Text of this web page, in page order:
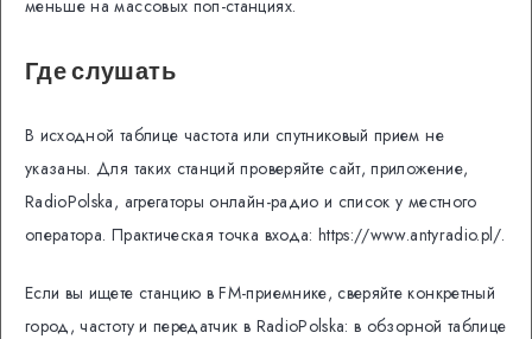
меньше на массовых поп-станциях.
Где слушать
В исходной таблице частота или спутниковый прием не
указаны. Для таких станций проверяйте сайт, приложение,
RadioPolska, агрегаторы онлайн-радио и список у местного
оператора. Практическая точка входа: https://www.antyradio.pl/.
Если вы ищете станцию в FM-приемнике, сверяйте конкретный
город, частоту и передатчик в RadioPolska: в обзорной таблице